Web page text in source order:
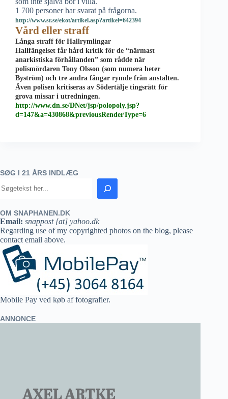
1 700 personer har svarat på frågorna.
http://www.sr.se/ekot/artikel.asp?artikel=642394
Vård eller straff
Långa straff för Hallrymlingar
Hallfängelset får hård kritik för de “närmast
anarkistiska förhållanden” som rådde när
polismördaren Tony Olsson (som numera heter
Byström) och tre andra fångar rymde från anstalten.
Även polisen kritiseras av Södertälje tingsrätt för
grova missar i utredningen.
http://www.dn.se/DNet/jsp/polopoly.jsp?
d=147&a=430868&previousRenderType=6
SØG I 21 ÅRS INDLÆG
OM SNAPHANEN.DK
Email: snappost [at] yahoo.dk
Regarding use of my copyrighted photos on the blog, please
contact email above.
Mobile Pay ved køb af fotografier.
ANNONCE